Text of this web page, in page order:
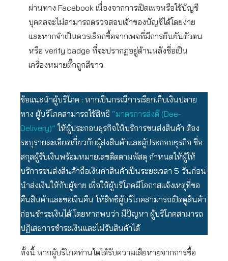
ผ่านทาง Facebook เนื่องจากการเปิดเพจหรือใช้บัญชี
บุคคลจะไม่สามารถตรวจสอบเจ้าของบัญชีได้โดยง่าย
และหากจำเป็นควรเลือกซื้อจากเพจที่มีการยืนยันตัวตน
หรือ verify badge ที่จะปรากฏอยู่ด้านหลังชื่อเป็น
เครื่องหมายติ๊กถูกสีขาว
ข้อแนะนำผู้บริโภค : หากเป็นกรณีการเรียกเก็บเงินปลาย
ทาง ผู้บริโภคสามารถใช้สิทธิ “มาตรการส่งดี (Dee-
Delivery)”ให้ผู้ประกอบธุรกิจให้บริการขนส่งสินค้า ต้อง
ระบุรายละเอียดเกี่ยวกับผู้ส่งสินค้าและผู้ประกอบธุรกิจ ชื่อ
สกุลผู้รับเงินพร้อมหมายเลขติดตามพัสดุ กำหนดให้ผู้ให้
บริการขนส่งสินค้าถือเงินค่าสินค้าเป็นระยะเวลา 5 วันก่อน
นำส่งเงินให้กับผู้ขาย เพื่อให้ผู้บริโภคมีโอกาสแจ้งเหตุที่ขอ
คืนสินค้าและขอเงินคืน ให้สิทธิผู้บริโภคสามารถเปิดดูสินค้า
ก่อนชำระเงินได้ โดยหากพบว่า มีปัญหา ผู้บริโภคสามารถ
ปฏิเสธการชำระเงินและไม่รับสินค้าได้
ทั้งนี้ หากผู้บริโภคท่านใดได้รับความเสียหายจากการซื้อ